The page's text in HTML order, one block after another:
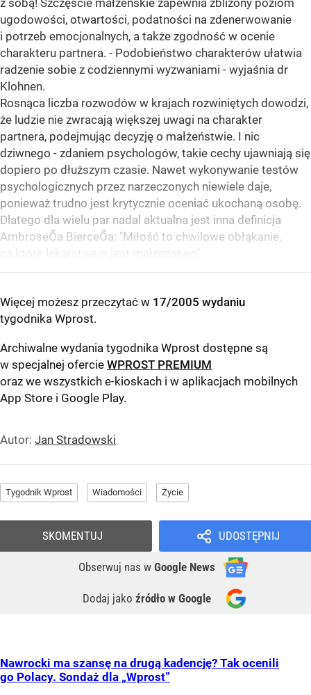
z sobą! Szczęście małżeńskie zapewnia zbliżony poziom
ugodowości, otwartości, podatności na zdenerwowanie
i potrzeb emocjonalnych, a także zgodność w ocenie
charakteru partnera. - Podobieństwo charakterów ułatwia
radzenie sobie z codziennymi wyzwaniami - wyjaśnia dr
Klohnen.
Rosnąca liczba rozwodów w krajach rozwiniętych dowodzi,
że ludzie nie zwracają większej uwagi na charakter
partnera, podejmując decyzję o małżeństwie. I nic
dziwnego - zdaniem psychologów, takie cechy ujawniają się
dopiero po dłuższym czasie. Nawet wykonywanie testów
psychologicznych przez narzeczonych niewiele daje,
ponieważ trudno jest krytycznie oceniać ukochaną osobę.
Dlatego dla wielu par nadal aktualna jest inna definicja
AmbroseŐa BierceŐa: "Miłość to chwilowe obłąkanie,
na które lekarstwem jest małżeństwo".
Więcej możesz przeczytać w 17/2005 wydaniu
tygodnika Wprost.
Archiwalne wydania tygodnika Wprost dostępne są
w specjalnej ofercie WPROST PREMIUM
oraz we wszystkich e-kioskach i w aplikacjach mobilnych
App Store i Google Play.
Autor: Jan Stradowski
Tygodnik Wprost Wiadomości Życie
UDOSTĘPNIJ
Obserwuj nas w Google News
Dodaj jako źródło w Google
SKOMENTUJ
Nawrocki ma szansę na drugą kadencję? Tak ocenili
go Polacy. Sondaż dla „Wprost”